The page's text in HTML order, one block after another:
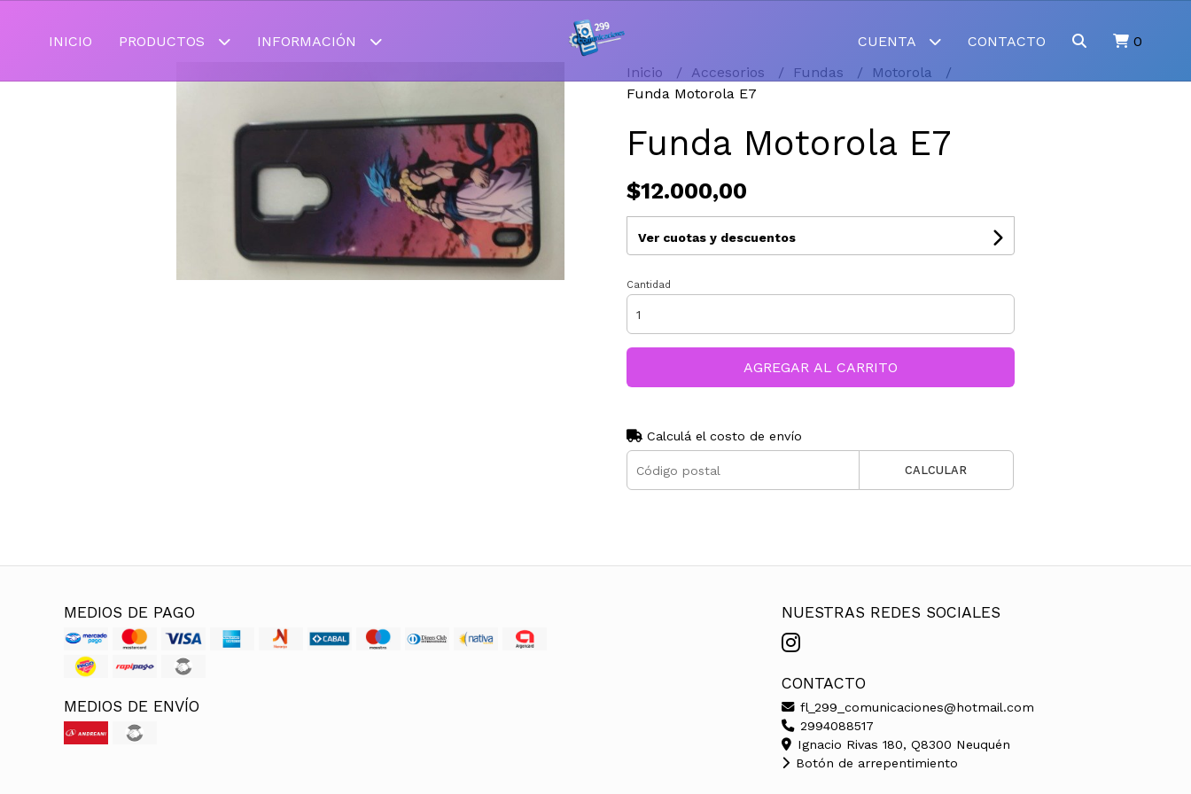
INICIO PRODUCTOS INFORMACIÓN CUENTA CONTACTO
0
Inicio
Accesorios Fundas
Motorola
Funda Motorola E7
Funda Motorola E7
$12.000,00
Ver cuotas y descuentos
Cantidad
AGREGAR AL CARRITO
Calculá el costo de envío
CALCULAR
MEDIOS DE PAGO
MEDIOS DE ENVÍO
NUESTRAS REDES SOCIALES
CONTACTO
fl_299_comunicaciones@hotmail.com
2994088517
Ignacio Rivas 180, Q8300 Neuquén
Botón de arrepentimiento